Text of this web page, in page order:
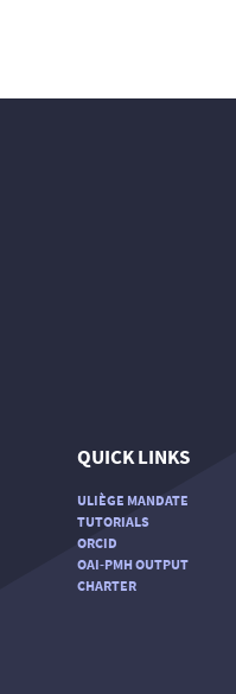
QUICK LINKS
ULIÈGE MANDATE
TUTORIALS
ORCID
OAI-PMH OUTPUT
CHARTER